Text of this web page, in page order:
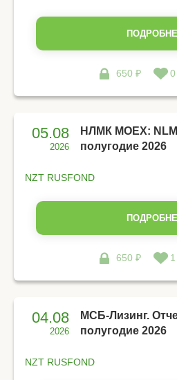
650 ₽ 0
05.08
2026
НЛМК MOEX:
полугодие 2026
NZT RUSFOND
650 ₽ 1
04.08
2026
МСБ-Лизинг.
полугодие 2026
NZT RUSFOND